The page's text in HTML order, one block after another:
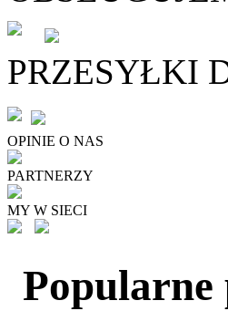
PRZESYŁKI
OPINIE O NAS
PARTNERZY
MY W SIECI